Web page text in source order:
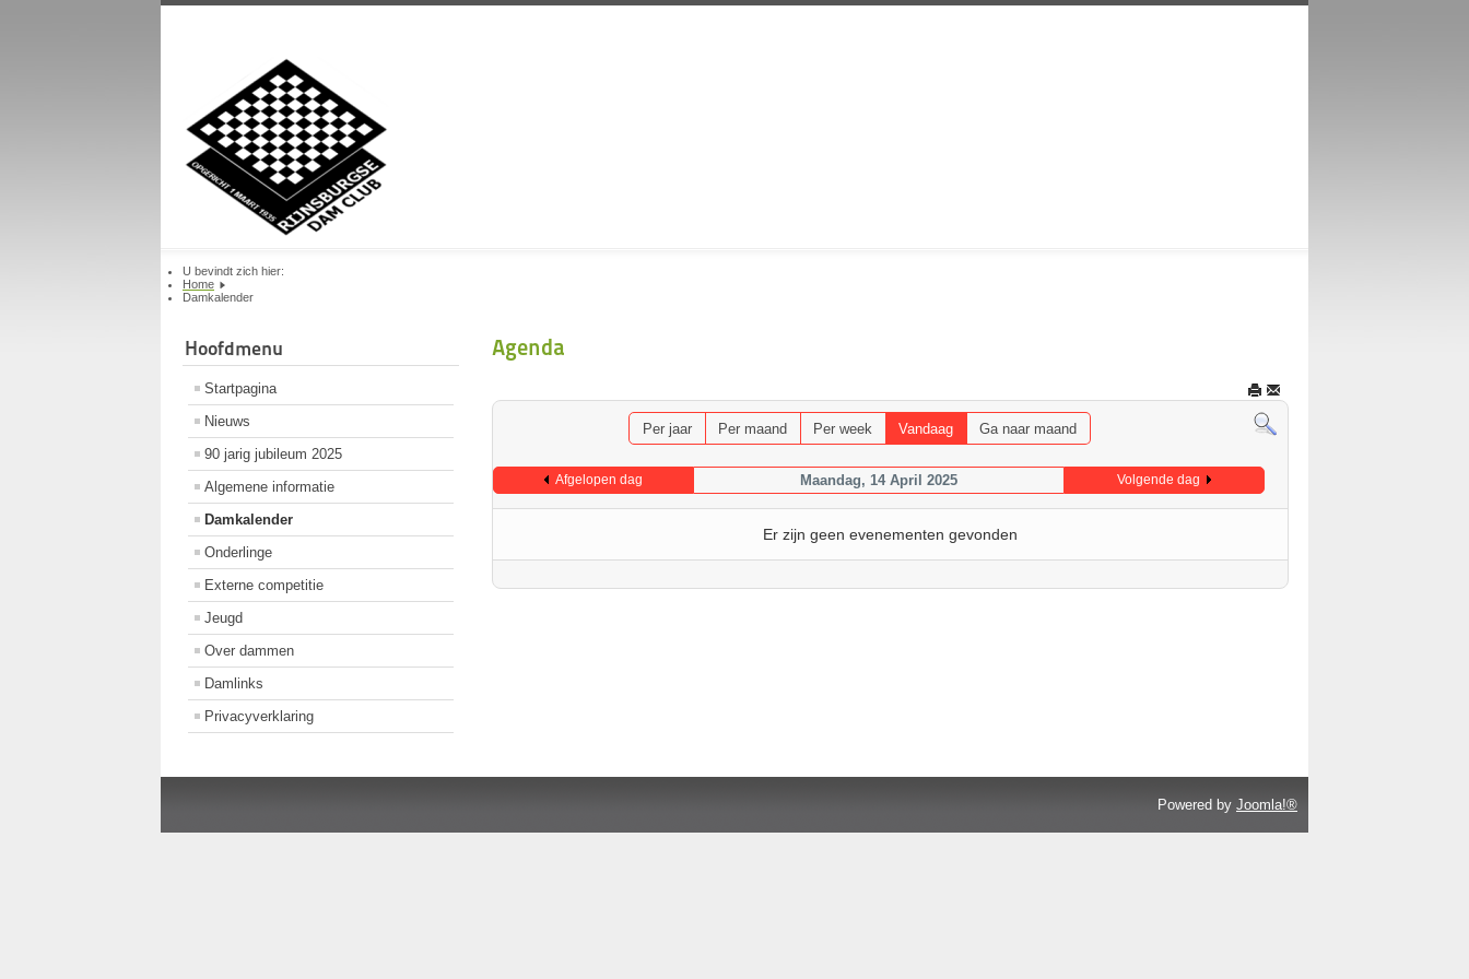
U bevindt zich hier:
Home
Damkalender
Hoofdmenu
Startpagina
Nieuws
90 jarig jubileum 2025
Algemene informatie
Damkalender
Onderlinge
Externe competitie
Jeugd
Over dammen
Damlinks
Privacyverklaring
Agenda
Per jaar Per maand Per week Vandaag Ga naar maand
Afgelopen dag Maandag, 14 April 2025 Volgende dag
Er zijn geen evenementen gevonden
Powered by Joomla!®